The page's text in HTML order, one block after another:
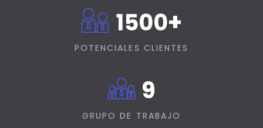
1500+
POTENCIALES CLIENTES
9
GRUPO DE TRABAJO